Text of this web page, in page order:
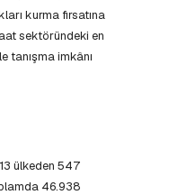
kurma fırsatına
sektöründeki en
tanışma imkânı
ülkeden 547
46.938